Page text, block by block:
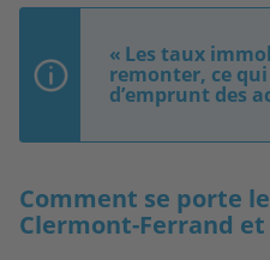
« Les taux
remonter, ce
d’emprunt des
Comment se porte
Clermont-Ferrand et